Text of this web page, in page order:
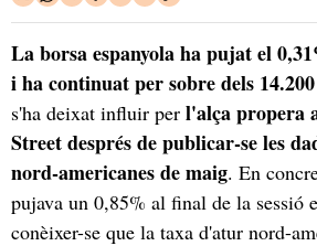
La borsa espanyola ha pujat el
i ha continuat per sobre dels
s'ha deixat influir per l'alça propera
Street després de publicar-se les
nord-americanes de maig. En
pujava un 0,85% al final de la sessió
conèixer-se que la taxa d'atur nord-